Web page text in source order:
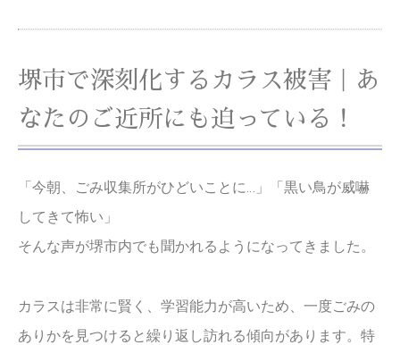
堺市で深刻化するカラス被害｜あ
なたのご近所にも迫っている！
「今朝、ごみ収集所がひどいことに…」「黒い鳥が威嚇
してきて怖い」
そんな声が堺市内でも聞かれるようになってきました。
カラスは非常に賢く、学習能力が高いため、一度ごみの
ありかを見つけると繰り返し訪れる傾向があります。特